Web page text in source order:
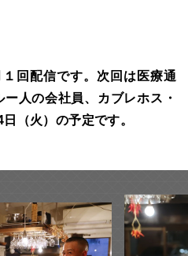
回配信です。次回は医療通
人の会社員、カブレホス・
（火）の予定です。